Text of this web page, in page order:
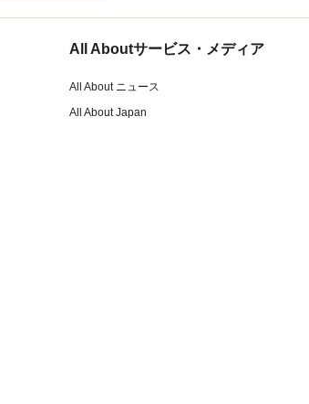
All Aboutサービス・メディア
All About ニュース
All About Japan